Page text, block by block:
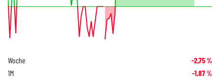
Woche -2,75%
1M -1,87%